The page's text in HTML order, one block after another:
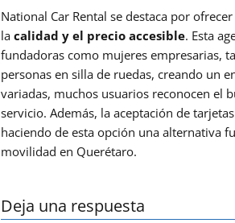
National Car Rental se destaca por
la calidad y el precio accesible. Esta
fundadoras como mujeres empresarias,
personas en silla de ruedas, creando un
variadas, muchos usuarios reconocen el
servicio. Además, la aceptación de
haciendo de esta opción una alternativa
movilidad en Querétaro.
Deja una respuesta